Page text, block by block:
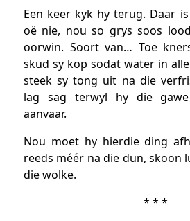
Een keer kyk hy terug. Daar
oë nie, nou so grys soos
oorwin. Soort van… Toe
skud sy kop sodat water in
steek sy tong uit na die
lag sag terwyl hy die
aanvaar.
Nou moet hy hierdie ding
reeds méér na die dun, skoon
die wolke.
* * *